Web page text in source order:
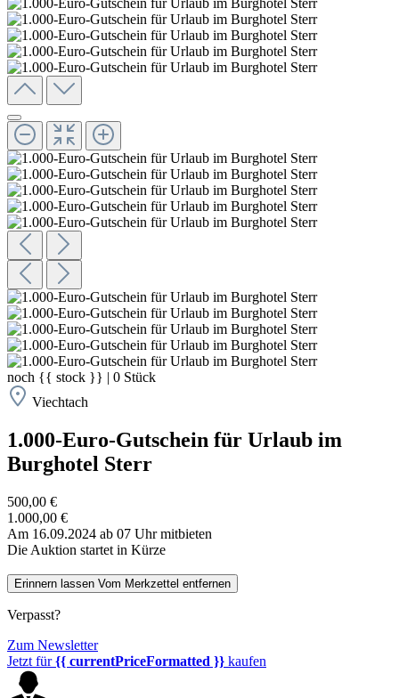
noch {{ stock }} | 0 Stück
Viechtach
1.000-Euro-Gutschein für Urlaub im
Burghotel Sterr
500,00 €
1.000,00 €
Am 16.09.2024 ab 07 Uhr mitbieten
Die Auktion startet in Kürze
Erinnern lassen Vom Merkzettel entfernen
Verpasst?
Zum Newsletter
Jetzt für{{ currentPriceFormatted }} kaufen